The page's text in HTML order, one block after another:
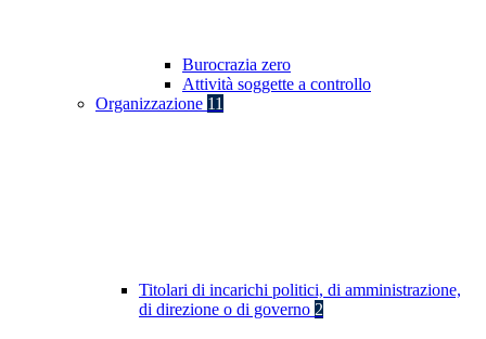
Burocrazia zero
Attività soggette a controllo
Organizzazione 11
Titolari di incarichi politici, di amministrazione,
di direzione o di governo 2